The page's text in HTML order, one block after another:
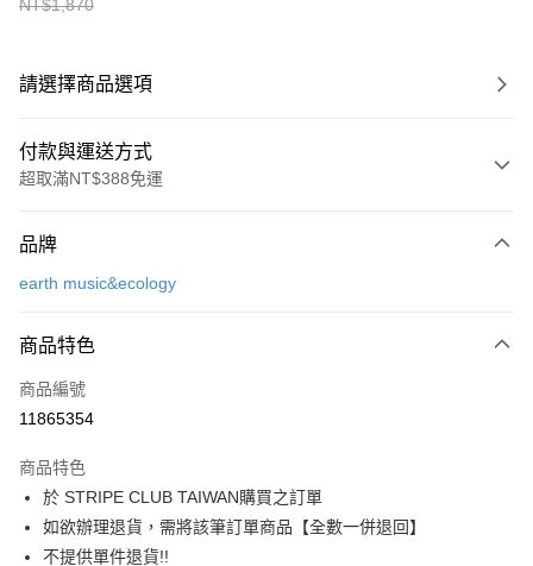
NT$1,870
請選擇商品選項
付款與運送方式
超取滿NT$388免運
信用卡一次付款
3 期 0 利率 每期
合作金庫商業銀行
上海商業儲蓄銀行
臺灣中小企業銀行
匯豐（台灣）商業銀行
華泰商業銀行
聯邦商業銀行
遠東國際商業銀行
元大商業銀行
超商取貨付款
LINE Pay
Apple Pay
街口支付
悠遊付
品牌
earth music&ecology
商品特色
商品編號
11865354
商品特色
於 STRIPE CLUB TAIWAN購買之訂單
如欲辦理退貨，需將該筆訂單商品【全數一併退回】
不提供單件退貨!!